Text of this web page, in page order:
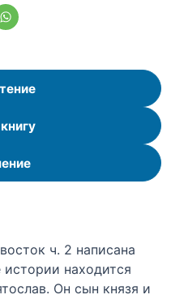
ч. 2 написана
находится
Он сын князя и